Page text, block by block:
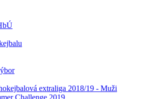
extraliga 2018/19 - Muži
Challenge 2019